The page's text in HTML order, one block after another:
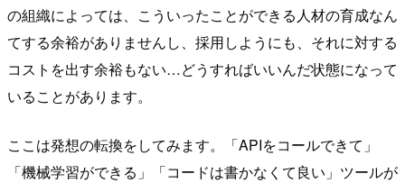
の組織によっては、こういったことができる人材の育成なん
てする余裕がありませんし、採用しようにも、それに対する
コストを出す余裕もない…どうすればいいんだ状態になって
いることがあります。
ここは発想の転換をしてみます。「APIをコールできて」
「機械学習ができる」「コードは書かなくて良い」ツールが